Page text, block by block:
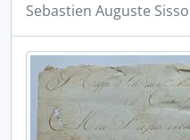
Sebastien Auguste